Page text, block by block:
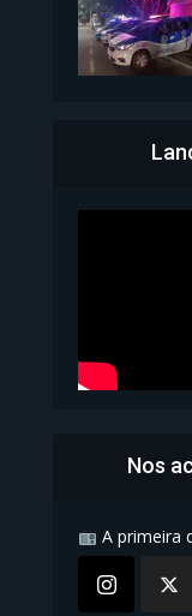
Nos
A primeira